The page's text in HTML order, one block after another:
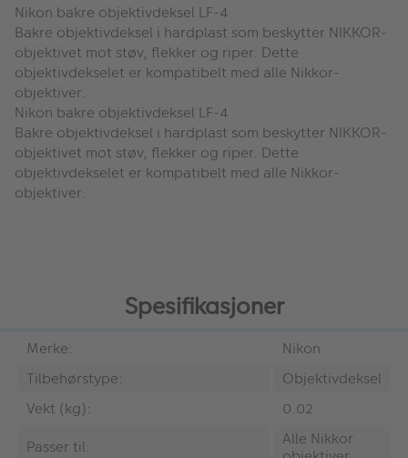
Nikon bakre objektivdeksel LF-4
Bakre objektivdeksel i hardplast som beskytter NIKKOR-
objektivet mot støv, flekker og riper. Dette
objektivdekselet er kompatibelt med alle Nikkor-
objektiver.
Nikon bakre objektivdeksel LF-4
Bakre objektivdeksel i hardplast som beskytter NIKKOR-
objektivet mot støv, flekker og riper. Dette
objektivdekselet er kompatibelt med alle Nikkor-
objektiver.
Spesifikasjoner
Merke:
Nikon
Tilbehørstype:
Objektivdeksel
Vekt (kg):
0.02
Passer til:
Alle Nikkor